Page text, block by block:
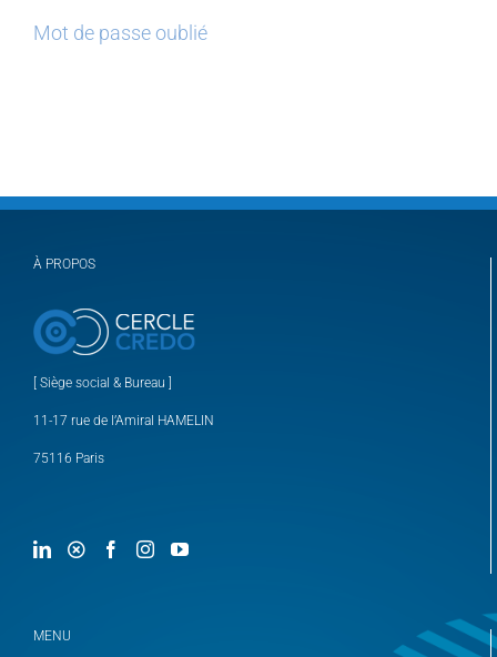
Mot de passe oublié
À PROPOS
[ Siège social & Bureau ]
11-17 rue de l’Amiral HAMELIN
75116 Paris
MENU